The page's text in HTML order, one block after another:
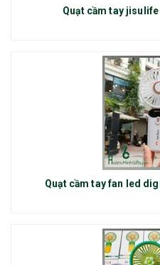
Quạt cầm tay
Quạt cầm tay fan led